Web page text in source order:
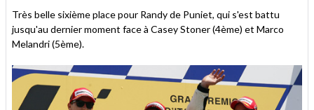
Très belle sixième place pour Randy de Puniet, qui s'est battu
jusqu'au dernier moment face à Casey Stoner (4ème) et Marco
Melandri (5ème).